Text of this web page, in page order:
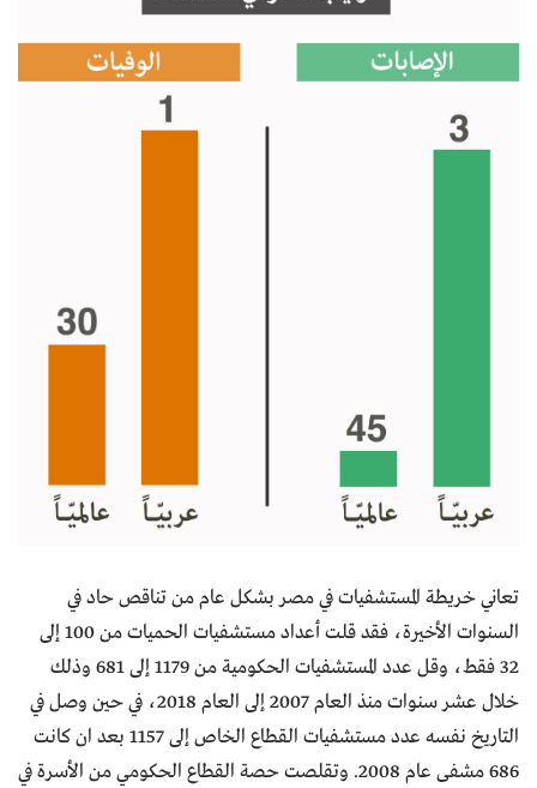
تعاني خريطة المستشفيات في مصر بشكل عام من تناقص حاد في
السنوات الأخيرة، فقد قلت أعداد مستشفيات الحميات من 100 إلى
32 فقط، وقل عدد المستشفيات الحكومية من 1179 إلى 681 وذلك
خلال عشر سنوات منذ العام 2007 إلى العام 2018، في حين وصل في
التاريخ نفسه عدد مستشفيات القطاع الخاص إلى 1157 بعد ان كانت
686 مشفى عام 2008. وتقلصت حصة القطاع الحكومي من الأسرة في